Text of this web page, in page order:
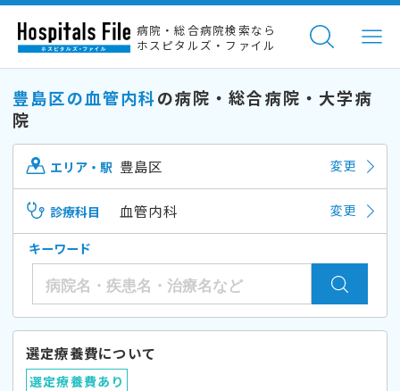
病院・総合病院検索なら
ホスピタルズ・ファイル
豊島区の血管内科の病院・総合病院・大学病
院
エリア・駅 豊島区 変更
診療科目 血管内科 変更
キーワード
選定療養費について
選定療養費あり